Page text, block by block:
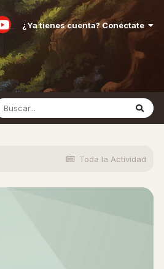
¿Ya tienes cuenta? Conéctate
Toda la Actividad